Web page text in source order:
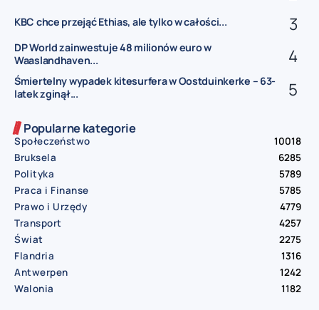
KBC chce przejąć Ethias, ale tylko w całości...
DP World zainwestuje 48 milionów euro w
Waaslandhaven...
Śmiertelny wypadek kitesurfera w Oostduinkerke – 63-
latek zginął...
Popularne kategorie
Społeczeństwo
10018
Bruksela
6285
Polityka
5789
Praca i Finanse
5785
Prawo i Urzędy
4779
Transport
4257
Świat
2275
Flandria
1316
Antwerpen
1242
Walonia
1182